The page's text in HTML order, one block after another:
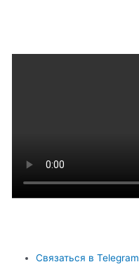
Связаться в Telegram